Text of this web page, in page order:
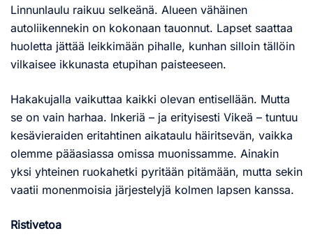
Linnunlaulu raikuu selkeänä. Alueen vähäinen
autoliikennekin on kokonaan tauonnut. Lapset saattaa
huoletta jättää leikkimään pihalle, kunhan silloin tällöin
vilkaisee ikkunasta etupihan paisteeseen.
Hakakujalla vaikuttaa kaikki olevan entisellään. Mutta
se on vain harhaa. Inkeriä – ja erityisesti Vikeä – tuntuu
kesävieraiden eritahtinen aikataulu häiritsevän, vaikka
olemme pääasiassa omissa muonissamme. Ainakin
yksi yhteinen ruokahetki pyritään pitämään, mutta sekin
vaatii monenmoisia järjestelyjä kolmen lapsen kanssa.
Ristivetoa